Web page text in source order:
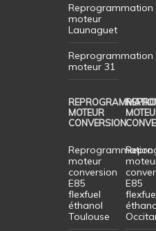
Reprogrammation
moteur
Launaguet
Reprogrammation
moteur 31
MOTEUR
CONVERSION
Reprogrammation
moteur
conversion
E85
flexfuel
éthanol
Toulouse
E85